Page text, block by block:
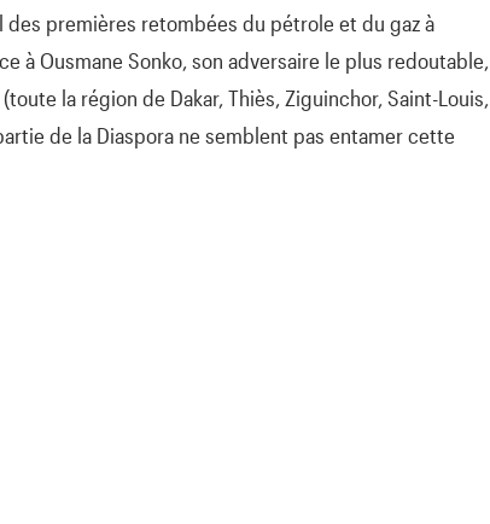
premières retombées du pétrole et du gaz à
à Ousmane Sonko, son adversaire le plus redoutable,
la région de Dakar, Thiès, Ziguinchor, Saint-Louis,
de la Diaspora ne semblent pas entamer cette